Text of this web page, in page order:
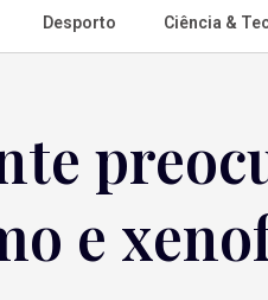
Desporto Ciência &
e